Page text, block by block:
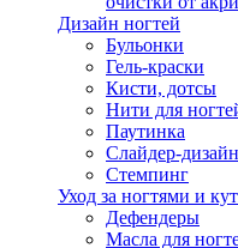
Дизайн ногтей
Бульонки
Гель-краски
Кисти, дотсы
Нити для
Паутинка
Слайдер-
Стемпинг
Уход за ногтями и
Дефендеры
Масла для